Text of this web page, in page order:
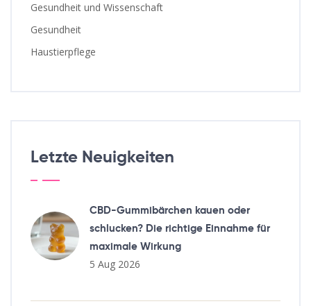
Gesundheit und Wissenschaft
Gesundheit
Haustierpflege
Letzte Neuigkeiten
CBD-Gummibärchen kauen oder
schlucken? Die richtige Einnahme für
maximale Wirkung
5 Aug 2026